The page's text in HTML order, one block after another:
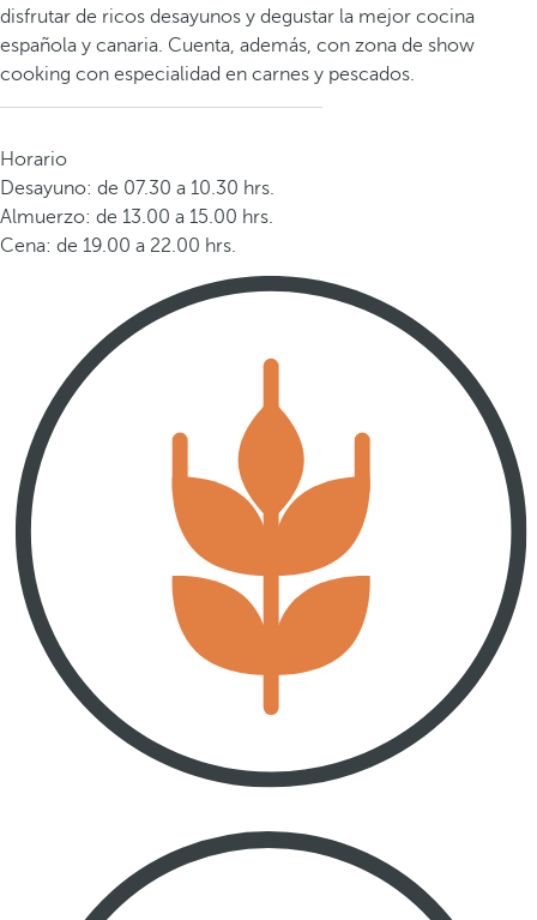
disfrutar de ricos desayunos y degustar la mejor cocina
española y canaria. Cuenta, además, con zona de show
cooking con especialidad en carnes y pescados.
Horario
Desayuno: de 07.30 a 10.30 hrs.
Almuerzo: de 13.00 a 15.00 hrs.
Cena: de 19.00 a 22.00 hrs.